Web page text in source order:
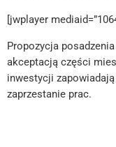
[jwplayer
Propozycja
akceptacją części
inwestycji
zaprzestanie prac.